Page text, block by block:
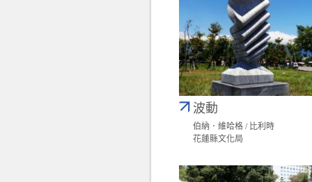
波動
伯納．維哈格 / 比利時
花蓮縣文化局